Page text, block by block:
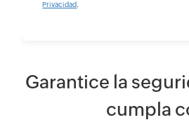
Privacidad
Garantice la
cumpla